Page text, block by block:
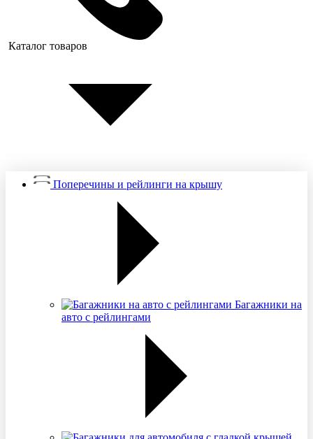
Каталог товаров
Поперечины и рейлинги на крышу
Багажники на
авто с рейлингами